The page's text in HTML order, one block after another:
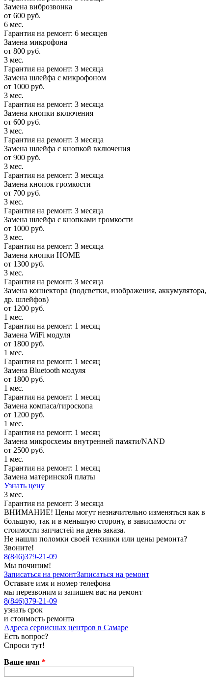
Замена виброзвонка
от 600 руб.
6 мес.
Гарантия на ремонт: 6 месяцев
Замена микрофона
от 800 руб.
3 мес.
Гарантия на ремонт: 3 месяца
Замена шлейфа с микрофоном
от 1000 руб.
3 мес.
Гарантия на ремонт: 3 месяца
Замена кнопки включения
от 600 руб.
3 мес.
Гарантия на ремонт: 3 месяца
Замена шлейфа с кнопкой включения
от 900 руб.
3 мес.
Гарантия на ремонт: 3 месяца
Замена кнопок громкости
от 700 руб.
3 мес.
Гарантия на ремонт: 3 месяца
Замена шлейфа с кнопками громкости
от 1000 руб.
3 мес.
Гарантия на ремонт: 3 месяца
Замена кнопки HOME
от 1300 руб.
3 мес.
Гарантия на ремонт: 3 месяца
Замена коннектора (подсветки, изображения, аккумулятора,
др. шлейфов)
от 1200 руб.
1 мес.
Гарантия на ремонт: 1 месяц
Замена WiFi модуля
от 1800 руб.
1 мес.
Гарантия на ремонт: 1 месяц
Замена Bluetooth модуля
от 1800 руб.
1 мес.
Гарантия на ремонт: 1 месяц
Замена компаса/гироскопа
от 1200 руб.
1 мес.
Гарантия на ремонт: 1 месяц
Замена микросхемы внутренней памяти/NAND
от 2500 руб.
1 мес.
Гарантия на ремонт: 1 месяц
Замена материнской платы
Узнать цену
3 мес.
Гарантия на ремонт: 3 месяца
ВНИМАНИЕ! Цены могут незначительно изменяться как в
большую, так и в меньшую сторону, в зависимости от
стоимости запчастей на день заказа.
Не нашли поломки своей техники или цены ремонта?
Звоните!
8(846)379-21-09
Мы починим!
Записаться на ремонтЗаписаться на ремонт
Оставьте имя и номер телефона
мы перезвоним и запишем вас на ремонт
8(846)379-21-09
узнать срок
и стоимость ремонта
Адреса сервисных центров в Самаре
Есть вопрос?
Спроси тут!
Ваше имя *